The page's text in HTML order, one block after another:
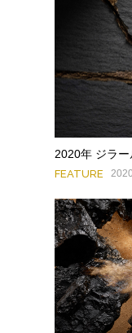
2020年 ジラ
FEATURE